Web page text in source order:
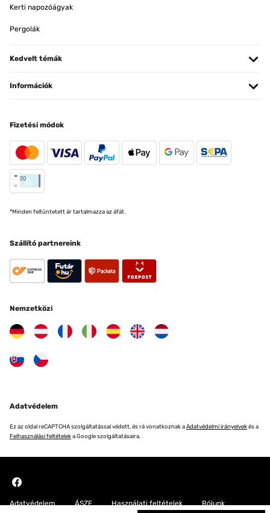
Kerti napozóágyak
Pergolák
Kedvelt témák
Információk
Fizetési módok
*Minden feltüntetett ár tartalmazza az áfát.
Szállító partnereink
Nemzetközi
Adatvédelem
Ez az oldal reCAPTCHA szolgáltatással védett, és rá vonatkoznak aAdatvédelmi irányelvekés a
Felhasználási feltételeka Google szolgáltatásaira.
Adatvédelem ÁSZF Használati feltételek Rólunk